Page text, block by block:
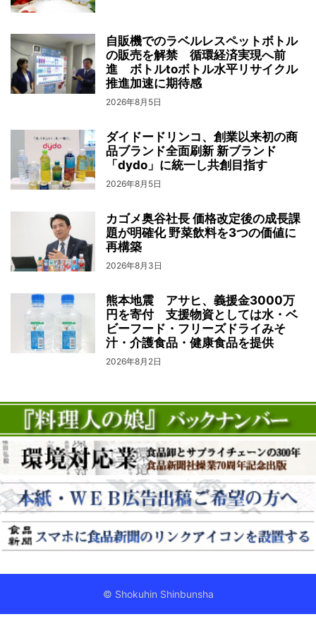
自販機でのラベルレスペットボトル
の販売を解禁 循環経済実現へ前
進 ボトルtoボトル水平リサイクル
推進加速に期待感
2026年8月5日
ダイドードリンコ、創業以来初の商
品ブランド全面刷新 新ブランド
「dydo」に統一し共創目指す
2026年8月5日
カゴメ奥谷社長 価格改定後の成長課
題が明確化 野菜飲料を3つの価値に
再構築
2026年8月3日
熊本地震 アサヒ、義援金3000万
円を寄付 支援物資としては水・ベ
ビーフード・フリーズドライみそ
汁・介護食品・健康食品を提供
2026年8月2日
© Shokuhin Shinbunsha